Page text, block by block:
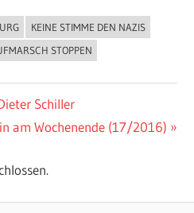
KEINE STIMME DEN NAZIS
STOPPEN
Schiller
am Wochenende (17/2016)